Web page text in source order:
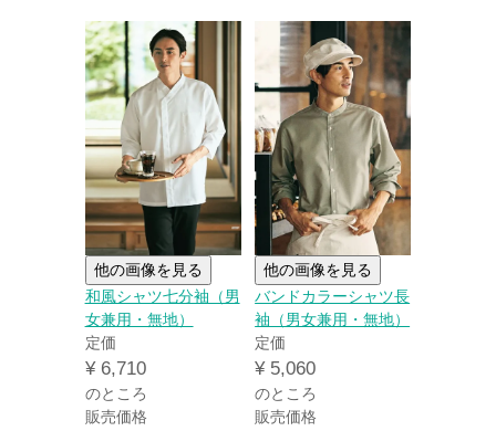
他の画像を見る
和風シャツ七分袖（男
女兼用・無地）
定価
¥ 6,710
のところ
販売価格
他の画像を見る
バンドカラーシャツ長
袖（男女兼用・無地）
定価
¥ 5,060
のところ
販売価格